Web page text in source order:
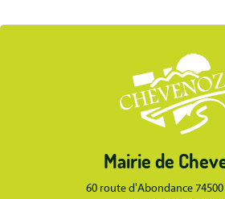
Mairie de
60 route d'Abondance